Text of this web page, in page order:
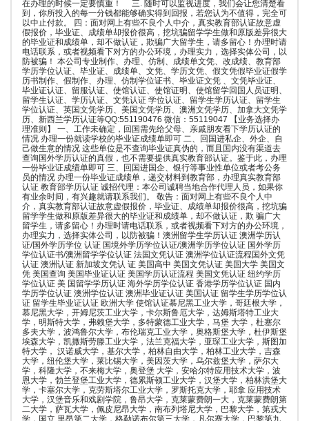
在办理的时候一定要慎重！ 三. 随时可以监视进度，我们会让您清楚看
到，你所投入的每一分钱都能够确实得到回报，若您认为不值得，完全可
以中止付款。 四：面对网上有些不良个人中介，真实教育部认证故意虚
假报价，毕业证、成绩单却报价很高，挖坑骗留学学生做和原版差异很大
的毕业证和成绩单，却不做认证，欺骗广大留学生，请多留心！办理时请
电话联系，或者视频看下对方的办公环境，办理实力，选择实体公司，以
防被骗！ 本公司专业制作、办理、仿制、成绩单文凭、改成绩、教育部
学历学位认证、毕业证、成绩单、文凭、学历文凭、假文凭假毕业证假学
历书制作、假制作、办理、仿制学位证书、毕业证文凭 、文凭毕业证、
毕业证认证、留服认证、使馆认证、使馆证明、使馆留学回国人员证明、
留学生认证、学历认证、文凭认证 学位认证、留学生学历认证、留学生
学位认证、英国文凭学历、美国文凭学历、澳洲文凭学历、加拿大文凭学
历、新西兰学历认证等QQ:551190476 微信：55119047 【业务选择办
理准则】 一、工作未确定，回国需先给父母、亲戚朋友看下学历认证的
情况 办理一份就读学校的毕业证成绩单即可 二、回国进私企、外企、自
己做生意的情况 这些单位是不查询毕业证真伪的，而且国内没有渠道去
查询国外学历认证的真假，也不需要提供真实教育部认证。鉴于此，办理
一份毕业证成绩单即可 三、回国进国企、银行等事业性单位或者考公务
员的情况 办理一份毕业证成绩单，递交材料到教育部，办理真实教育部
认证 教育部学历认证 诚招代理：本公司诚聘当地合作代理人员，如果你
有业余时间，有兴趣就请联系我们。 敬告：面对网上有些不良个人中
介，真实教育部认证故意虚假报价，毕业证、成绩单却报价很高，挖坑骗
留学学生做和原版差异很大的毕业证和成绩单，却不做认证，欺 骗广大
留学生，请多留心！办理时请电话联系，或者视频看下对方的办公环境，
办理实力，选择实体公司，以防被骗！澳洲留学生学历认证 澳洲学历认
证/国外学历学位 认证 国境外学历学位认证/澳洲学历学位认证 国外学历
学位认证书/澳洲留学学位认证 法国文凭认证 澳洲学位认证流程国外文凭
认证 澳洲认证 新加坡文凭认 证 美国高中 美国文凭认证 美国大学 美国文
凭 美国查询 美国毕业证认证 美国学历认证流程 美国文凭认证 纽约学历
学位认证 美 国留学学历认证 海外学历学位认证 香港学历学位认证 国内
学历学位认证 澳洲学位认证 澳洲毕业证认证 美国认证 留学生学历学位认
证 留学生毕业证认证 欧洲大学 使馆认证慕尼黑工业大学，哥廷根大学，
慕尼黑大学，开姆尼茨工业大学，卡尔斯鲁厄大学，达姆斯塔特工业大
学，明斯特大学，弗赖堡大学，多特蒙德工业大学，马堡 大学，杜塞尔
多夫大学，波鸿鲁尔大学，布伦瑞克工业大学，奥格斯堡大学，杜伊斯堡
埃森大学，凯撒斯劳滕工业大学，法兰克福大学，亚琛工业大学，斯图加
特大学， 汉诺威大学，基尔大学，柏林自由大学，柏林工业大学，吉森
大学，纽伦堡大学，莱比锡大学，美因茨大学，乌尔兹堡大学，萨尔大
学，科隆大学，不来梅大学，奥登堡 大学，安哈尔特应用技术大学，波
恩大学，勃兰登堡工业大学，德累斯顿工业大学，汉堡大学，柏林洪堡大
学，卡塞尔大学，克劳斯塔尔工业大学，罗斯托克大学，耶拿 应用技术
大学，汉堡音乐和戏剧学院，鲁昂大学，克莱蒙费朗一大，克莱蒙费朗第
二大学，萨瓦大学，佩皮尼昂大学，南布列塔尼大学，巴黎大学，第戎大